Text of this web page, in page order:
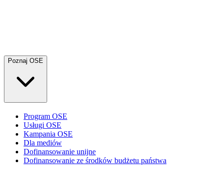
Poznaj OSE
Program OSE
Usługi OSE
Kampania OSE
Dla mediów
Dofinansowanie unijne
Dofinansowanie ze środków budżetu państwa